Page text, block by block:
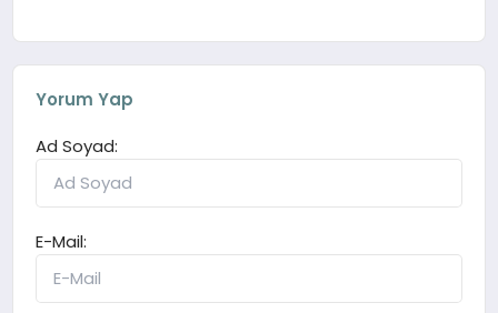
Yorum Yap
Ad Soyad:
E-Mail: